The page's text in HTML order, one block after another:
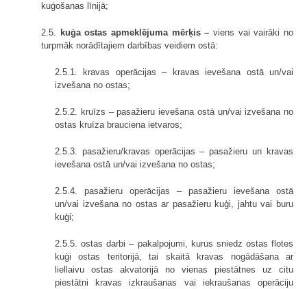
kuģošanas līnijā;
2.5. kuģa ostas apmeklējuma mērķis – viens vai vairāki no
turpmāk norādītajiem darbības veidiem ostā:
2.5.1. kravas operācijas – kravas ievešana ostā un/vai
izvešana no ostas;
2.5.2. kruīzs – pasažieru ievešana ostā un/vai izvešana no
ostas kruīza brauciena ietvaros;
2.5.3. pasažieru/kravas operācijas – pasažieru un kravas
ievešana ostā un/vai izvešana no ostas;
2.5.4. pasažieru operācijas – pasažieru ievešana ostā
un/vai izvešana no ostas ar pasažieru kuģi, jahtu vai buru
kuģi;
2.5.5. ostas darbi – pakalpojumi, kurus sniedz ostas flotes
kuģi ostas teritorijā, tai skaitā kravas nogādāšana ar
liellaivu ostas akvatorijā no vienas piestātnes uz citu
piestātni kravas izkraušanas vai iekraušanas operāciju